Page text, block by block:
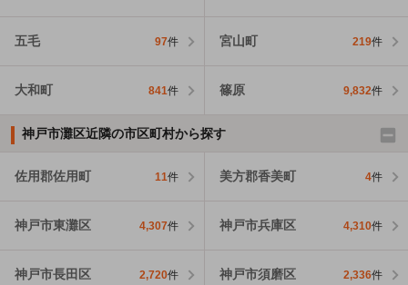
五毛 97件 宮山町 219件
大和町 841件 篠原 9,832件
神戸市灘区近隣の市区町村から探す
佐用郡佐用町 11件 美方郡香美町 4件
神戸市東灘区 4,307件 神戸市兵庫区 4,310件
神戸市長田区 2,720件 神戸市須磨区 2,336件